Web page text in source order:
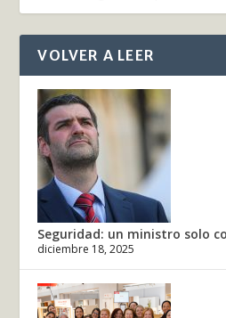
VOLVER A LEER
Seguridad: un ministro solo
diciembre 18, 2025